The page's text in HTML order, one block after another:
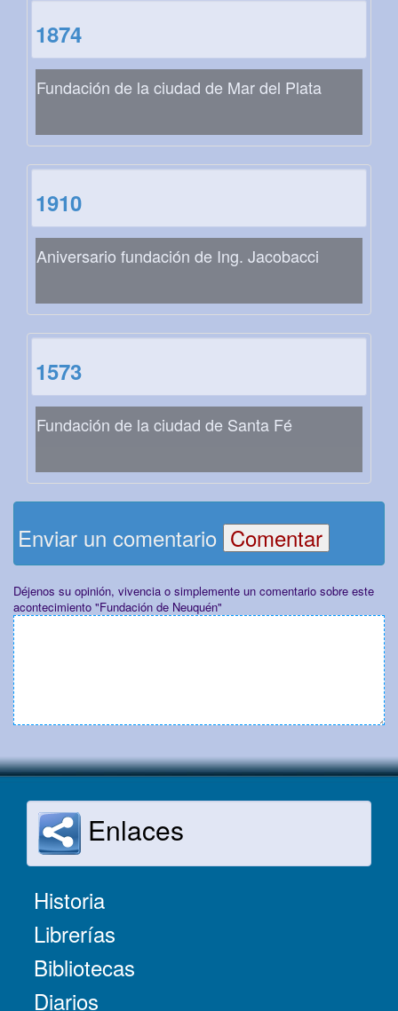
1874
Fundación de la ciudad de Mar del Plata
1910
Aniversario fundación de Ing. Jacobacci
1573
Fundación de la ciudad de Santa Fé
Enviar un comentario
Déjenos su opinión, vivencia o simplemente un comentario sobre este
acontecimiento "Fundación de Neuquén"
Enlaces
Historia
Librerías
Bibliotecas
Diarios